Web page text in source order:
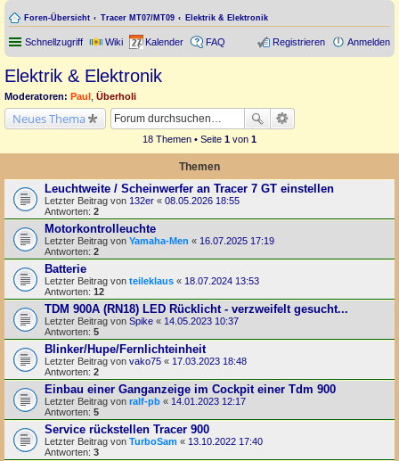
Foren-Übersicht Tracer MT07/MT09 Elektrik & Elektronik
Schnellzugriff Wiki Kalender FAQ Anmelden
Registrieren
Elektrik & Elektronik
Moderatoren: Paul Überholi
Neues Thema
18 Themen • Seite 1 von 1
Themen
Leuchtweite / Scheinwerfer an Tracer 7 GT einstellen
Letzter Beitrag von 132er « 08.05.2026 18:55
Antworten: 2
Motorkontrolleuchte
Letzter Beitrag von Yamaha-Men « 16.07.2025 17:19
Antworten: 2
Batterie
Letzter Beitrag von teileklaus « 18.07.2024 13:53
Antworten: 12
TDM 900A (RN18) LED Rücklicht - verzweifelt gesucht...
Letzter Beitrag von Spike « 14.05.2023 10:37
Antworten: 5
Blinker/Hupe/Fernlichteinheit
Letzter Beitrag von vako75 « 17.03.2023 18:48
Antworten: 2
Einbau einer Ganganzeige im Cockpit einer Tdm 900
Letzter Beitrag von ralf-pb « 14.01.2023 12:17
Antworten: 5
Service rückstellen Tracer 900
Letzter Beitrag von TurboSam « 13.10.2022 17:40
Antworten: 3